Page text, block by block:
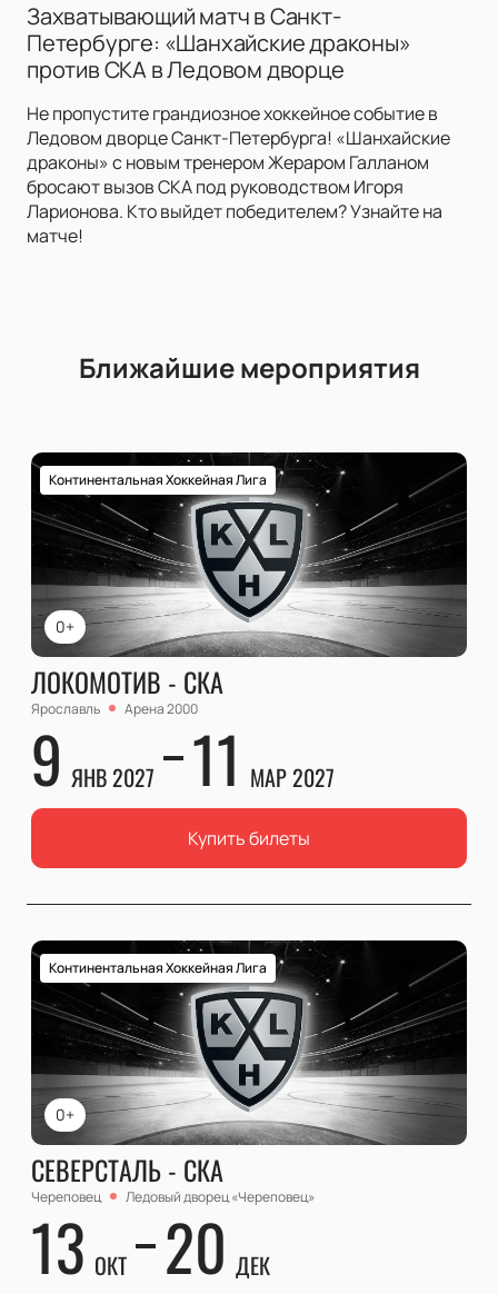
Захватывающий матч в Санкт-
Петербурге: «Шанхайские драконы»
против СКА в Ледовом дворце
Не пропустите грандиозное хоккейное событие в
Ледовом дворце Санкт-Петербурга! «Шанхайские
драконы» с новым тренером Жераром Галланом
бросают вызов СКА под руководством Игоря
Ларионова. Кто выйдет победителем? Узнайте на
матче!
Ближайшие мероприятия
0+
Континентальная Хоккейная Лига
ЛОКОМОТИВ - СКА
Ярославль Арена 2000
9 ЯНВ 2027 11 МАР 2027
Купить билеты
0+
Континентальная Хоккейная Лига
СЕВЕРСТАЛЬ - СКА
Череповец Ледовый дворец «Череповец»
13 ОКТ 20 ДЕК